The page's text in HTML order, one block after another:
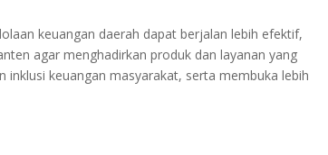
keuangan daerah dapat berjalan lebih efektif,
agar menghadirkan produk dan layanan yang
keuangan masyarakat, serta membuka lebih